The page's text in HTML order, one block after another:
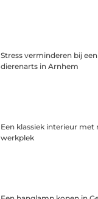
Stress verminderen bij
dierenarts in Arnhem
Een klassiek interieur
werkplek